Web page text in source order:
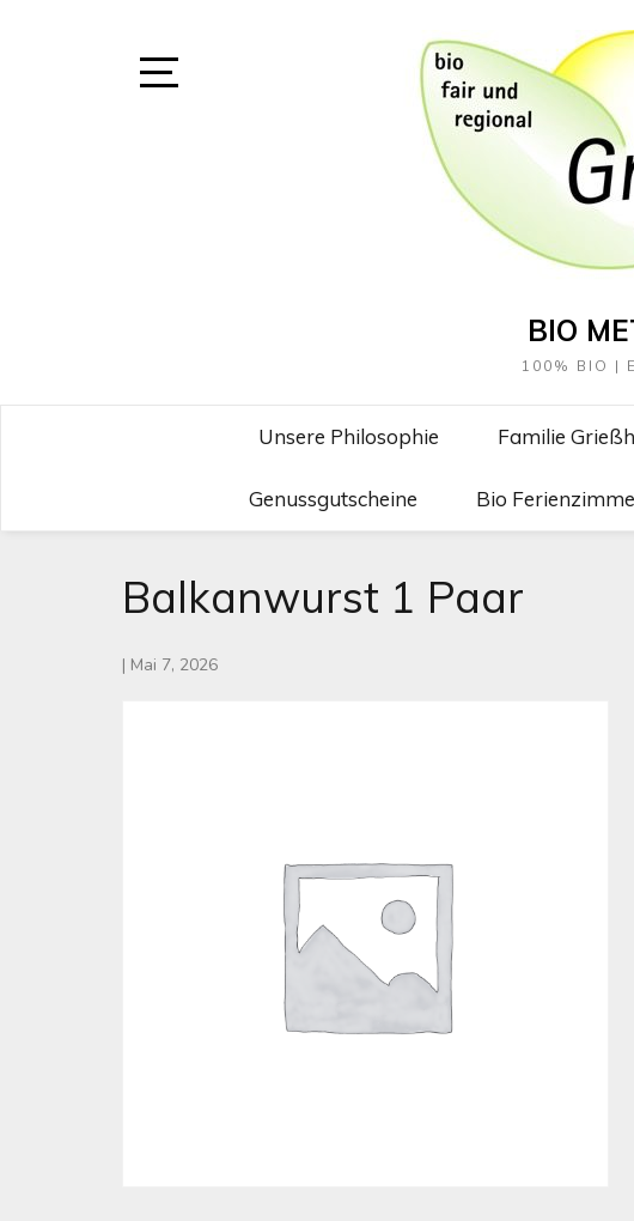
BIO
100% BIO |
Unsere Philosophie Familie
Genussgutscheine Bio
Balkanwurst 1 Paar
| Mai 7, 2026